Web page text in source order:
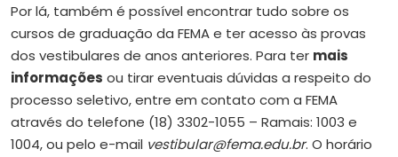
Por lá, também é possível encontrar tudo sobre os
cursos de graduação da FEMA e ter acesso às provas
dos vestibulares de anos anteriores. Para ter mais
informações ou tirar eventuais dúvidas a respeito do
processo seletivo, entre em contato com a FEMA
através do telefone (18) 3302-1055 – Ramais: 1003 e
1004, ou pelo e-mail vestibular@fema.edu.br. O horário